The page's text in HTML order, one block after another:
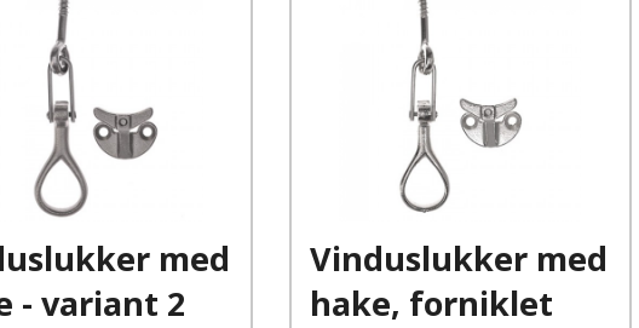
med
- variant 2
Kjøp
Les mer
Vinduslukker med
hake, forniklet
Kjøp
Les mer